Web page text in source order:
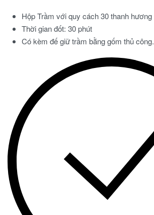
Hộp Trầm với quy cách 30 thanh hương
Thời gian đốt: 30 phút
Có kèm đế giữ trầm bằng gốm thủ công.